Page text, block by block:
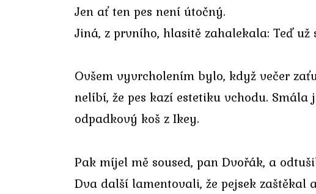
Jen ať ten pes není útočný.
Jiná, z prvního, hlasitě zahalekala: Teď
Ovšem vyvrcholením bylo, když večer
nelíbí, že pes kazí estetiku vchodu.
odpadkový koš z Ikey.
Pak míjel mě soused, pan Dvořák, a
Dva další lamentovali, že pejsek zaštěkal